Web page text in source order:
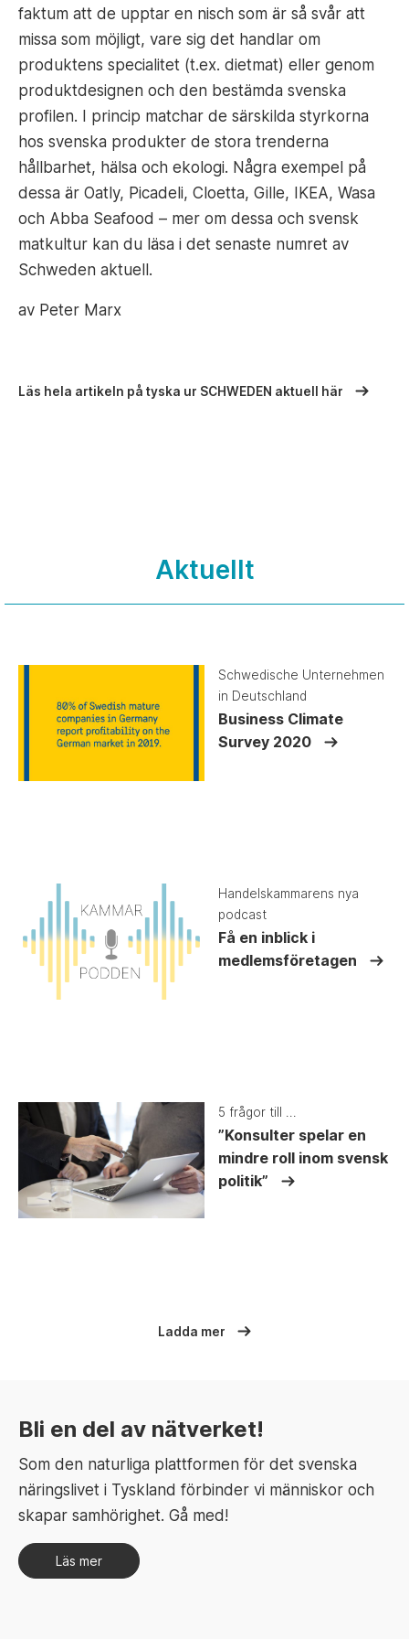
faktum att de upptar en nisch som är så svår att
missa som möjligt, vare sig det handlar om
produktens specialitet (t.ex. dietmat) eller genom
produktdesignen och den bestämda svenska
profilen. I princip matchar de särskilda styrkorna
hos svenska produkter de stora trenderna
hållbarhet, hälsa och ekologi. Några exempel på
dessa är Oatly, Picadeli, Cloetta, Gille, IKEA, Wasa
och Abba Seafood – mer om dessa och svensk
matkultur kan du läsa i det senaste numret av
Schweden aktuell.
av Peter Marx
Läs hela artikeln på tyska ur SCHWEDEN aktuell här
Aktuellt
Schwedische Unternehmen
in Deutschland
Business Climate
Survey 2020
Handelskammarens nya
podcast
Få en inblick i
medlemsföretagen
5 frågor till ...
”Konsulter spelar en
mindre roll inom svensk
politik”
Ladda mer
Bli en del av nätverket!
Som den naturliga plattformen för det svenska
näringslivet i Tyskland förbinder vi människor och
skapar samhörighet. Gå med!
Läs mer